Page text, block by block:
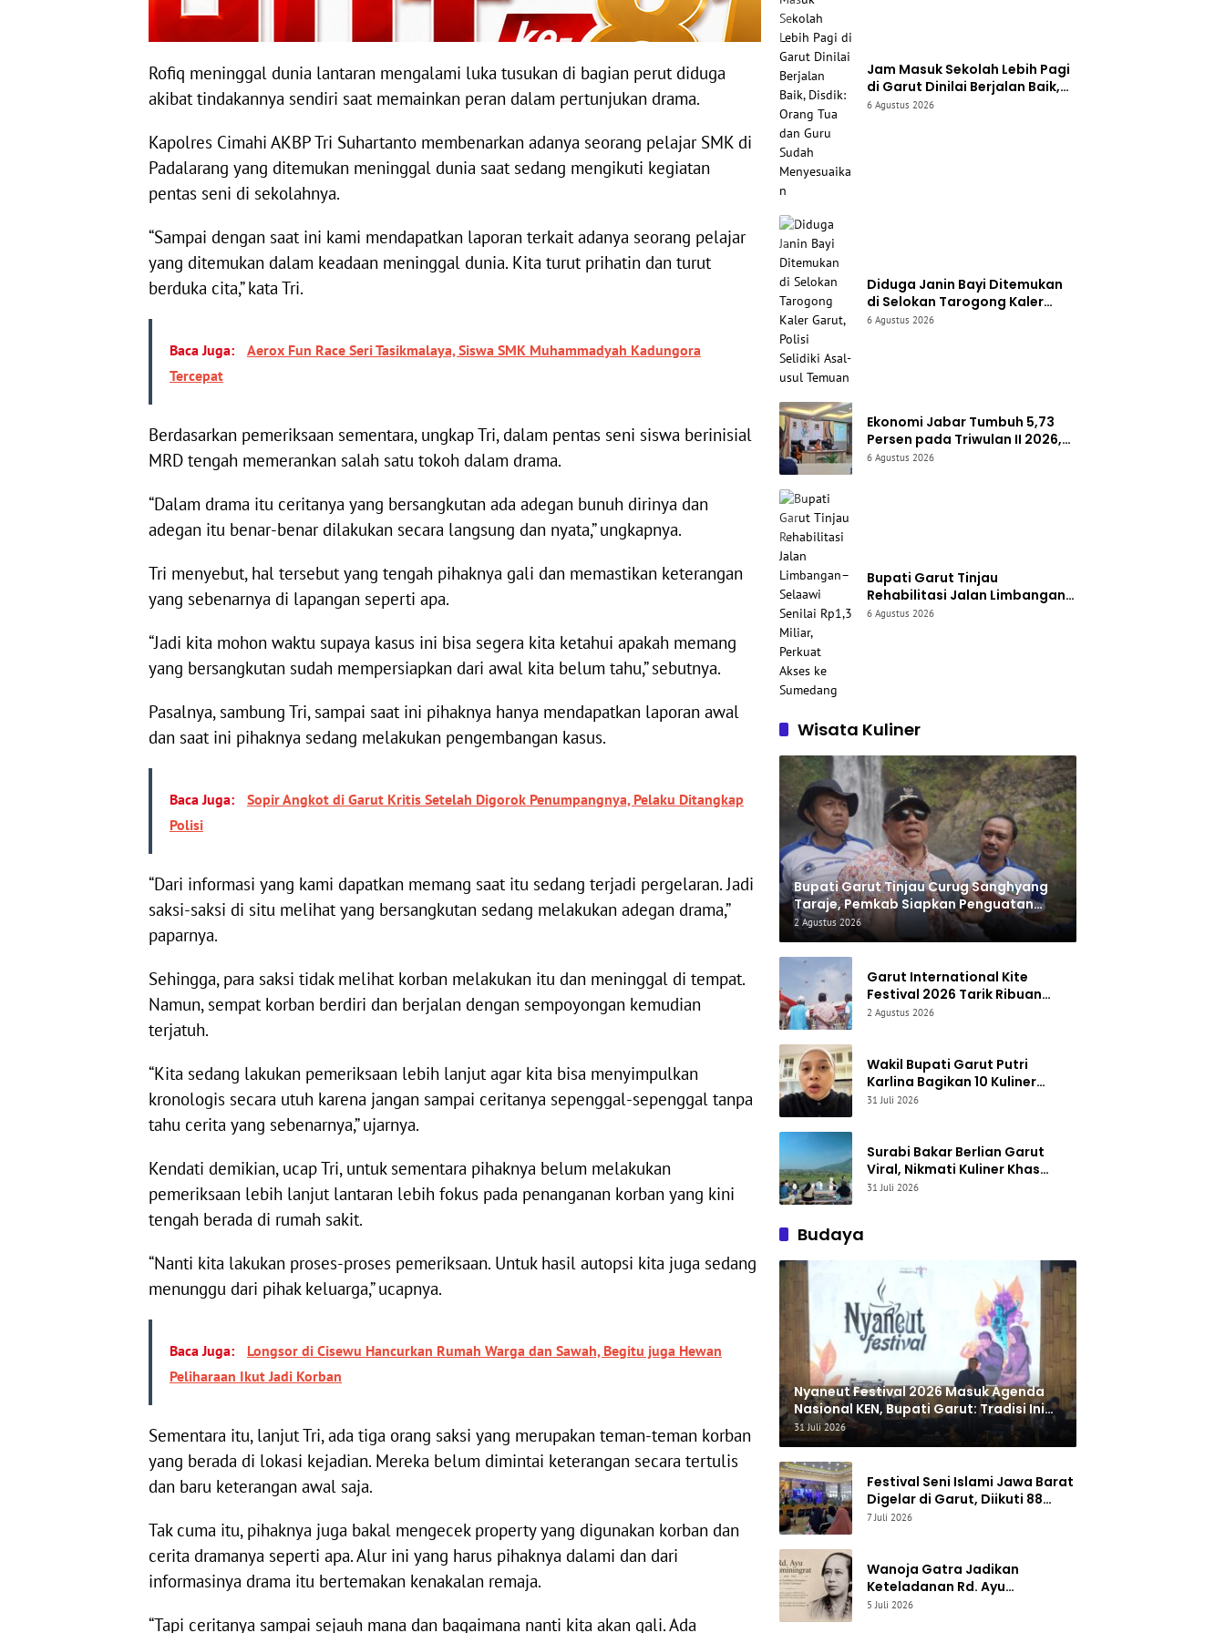
Rofiq meninggal dunia lantaran mengalami luka tusukan di bagian perut diduga
akibat tindakannya sendiri saat memainkan peran dalam pertunjukan drama.
Kapolres Cimahi AKBP Tri Suhartanto membenarkan adanya seorang pelajar SMK di
Padalarang yang ditemukan meninggal dunia saat sedang mengikuti kegiatan
pentas seni di sekolahnya.
“Sampai dengan saat ini kami mendapatkan laporan terkait adanya seorang pelajar
yang ditemukan dalam keadaan meninggal dunia. Kita turut prihatin dan turut
berduka cita,” kata Tri.
Baca Juga:
Aerox Fun Race Seri Tasikmalaya, Siswa SMK Muhammadyah Kadungora
Tercepat
Berdasarkan pemeriksaan sementara, ungkap Tri, dalam pentas seni siswa berinisial
MRD tengah memerankan salah satu tokoh dalam drama.
“Dalam drama itu ceritanya yang bersangkutan ada adegan bunuh dirinya dan
adegan itu benar-benar dilakukan secara langsung dan nyata,” ungkapnya.
Tri menyebut, hal tersebut yang tengah pihaknya gali dan memastikan keterangan
yang sebenarnya di lapangan seperti apa.
“Jadi kita mohon waktu supaya kasus ini bisa segera kita ketahui apakah memang
yang bersangkutan sudah mempersiapkan dari awal kita belum tahu,” sebutnya.
Pasalnya, sambung Tri, sampai saat ini pihaknya hanya mendapatkan laporan awal
dan saat ini pihaknya sedang melakukan pengembangan kasus.
Baca Juga:
Sopir Angkot di Garut Kritis Setelah Digorok Penumpangnya, Pelaku Ditangkap
Polisi
“Dari informasi yang kami dapatkan memang saat itu sedang terjadi pergelaran. Jadi
saksi-saksi di situ melihat yang bersangkutan sedang melakukan adegan drama,”
paparnya.
Sehingga, para saksi tidak melihat korban melakukan itu dan meninggal di tempat.
Namun, sempat korban berdiri dan berjalan dengan sempoyongan kemudian
terjatuh.
“Kita sedang lakukan pemeriksaan lebih lanjut agar kita bisa menyimpulkan
kronologis secara utuh karena jangan sampai ceritanya sepenggal-sepenggal tanpa
tahu cerita yang sebenarnya,” ujarnya.
Kendati demikian, ucap Tri, untuk sementara pihaknya belum melakukan
pemeriksaan lebih lanjut lantaran lebih fokus pada penanganan korban yang kini
tengah berada di rumah sakit.
“Nanti kita lakukan proses-proses pemeriksaan. Untuk hasil autopsi kita juga sedang
menunggu dari pihak keluarga,” ucapnya.
Baca Juga:
Longsor di Cisewu Hancurkan Rumah Warga dan Sawah, Begitu juga Hewan
Peliharaan Ikut Jadi Korban
Sementara itu, lanjut Tri, ada tiga orang saksi yang merupakan teman-teman korban
yang berada di lokasi kejadian. Mereka belum dimintai keterangan secara tertulis
dan baru keterangan awal saja.
Tak cuma itu, pihaknya juga bakal mengecek property yang digunakan korban dan
cerita dramanya seperti apa. Alur ini yang harus pihaknya dalami dan dari
informasinya drama itu bertemakan kenakalan remaja.
“Tapi ceritanya sampai sejauh mana dan bagaimana nanti kita akan gali. Ada
Jam Masuk Sekolah Lebih Pagi
di Garut Dinilai Berjalan Baik,
Disdik: Orang Tua dan Guru
6 Agustus 2026
Diduga Janin Bayi Ditemukan
di Selokan Tarogong Kaler
Garut, Polisi Selidiki Asal-usul
6 Agustus 2026
Ekonomi Jabar Tumbuh 5,73
Persen pada Triwulan II 2026,
Kemiskinan Turun Jadi 6,54
6 Agustus 2026
Bupati Garut Tinjau
Rehabilitasi Jalan Limbangan–
Selaawi Senilai Rp1,3 Miliar,
6 Agustus 2026
Wisata Kuliner
Bupati Garut Tinjau Curug Sanghyang
Taraje, Pemkab Siapkan Penguatan
Infrastruktur untuk Dongkrak
Pariwisata
2 Agustus 2026
Garut International Kite
Festival 2026 Tarik Ribuan
Pengunjung, Bupati Syakur:
2 Agustus 2026
Wakil Bupati Garut Putri
Karlina Bagikan 10 Kuliner
Favorit, dari Yamin Manis
31 Juli 2026
Surabi Bakar Berlian Garut
Viral, Nikmati Kuliner Khas
Sunda Berlatar Gunung
31 Juli 2026
Budaya
Nyaneut Festival 2026 Masuk Agenda
Nasional KEN, Bupati Garut: Tradisi Ini
Harus Jadi Kebanggaan Daerah
31 Juli 2026
Festival Seni Islami Jawa Barat
Digelar di Garut, Diikuti 88
Peserta untuk Lestarikan Seni
7 Juli 2026
Wanoja Gatra Jadikan
Keteladanan Rd. Ayu
Lasminingrat Inspirasi
5 Juli 2026